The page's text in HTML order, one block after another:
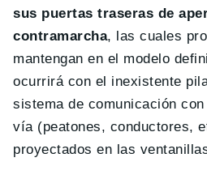
sus puertas traseras de
contramarcha, las cuales
mantengan en el modelo
ocurrirá con el inexistente
sistema de comunicación
vía (peatones, conductores,
proyectados en las